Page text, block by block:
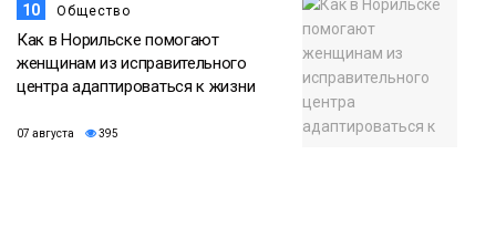
10 Общество
Как в Норильске помогают
женщинам из исправительного
центра адаптироваться к жизни
07 августа 395